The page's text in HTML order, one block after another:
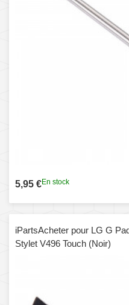
5,95 €En stock
iPartsAcheter pour LG G
Stylet V496 Touch (Noir)